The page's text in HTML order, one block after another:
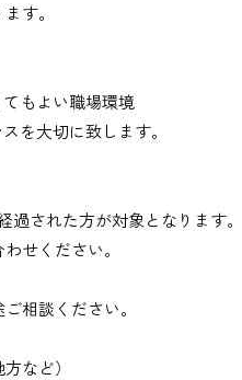
す。
もよい職場環境
を大切に致します。
過された方が対象となります。
せください。
相談ください。
など）